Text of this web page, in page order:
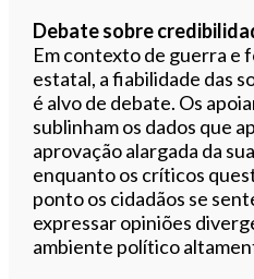
Debate sobre
Em contexto de guerra e
estatal, a fiabilidade das
é alvo de debate. Os
sublinham os dados que
aprovação alargada da
enquanto os críticos
ponto os cidadãos se
expressar opiniões
ambiente político